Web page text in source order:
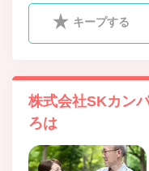
キープする
株式会社SKカン
ろは